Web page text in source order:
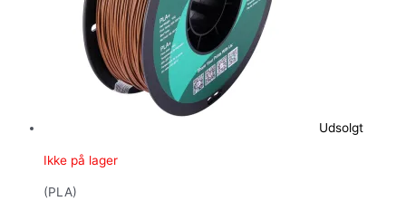
Udsolgt
Ikke på lager
(PLA)